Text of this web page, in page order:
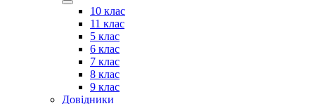
10 клас
11 клас
5 клас
6 клас
7 клас
8 клас
9 клас
Довідники